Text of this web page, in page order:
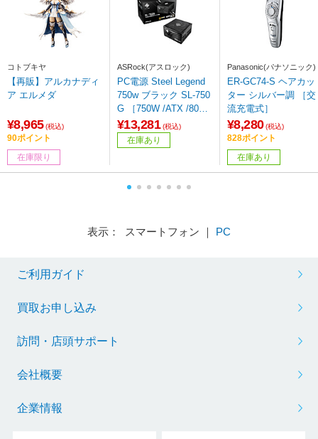
コトブキヤ
【再販】アルカナディ
ア エルメダ
¥8,965 (税込)
90ポイント
在庫限り
ASRock(アスロック)
PC電源 Steel Legend
750w ブラック SL-750
G ［750W /ATX /80PL
US Gold］
¥13,281 (税込)
在庫あり
Panasonic(パナソニック)
ER-GC74-S ヘアカッ
ター シルバー調 ［交
流充電式］
¥8,280 (税込)
828ポイント
在庫あり
表示： スマートフォン ｜ PC
ご利用ガイド
買取お申し込み
訪問・店頭サポート
会社概要
企業情報